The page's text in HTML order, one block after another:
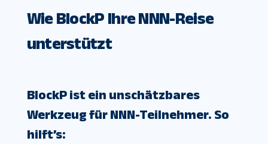
Wie BlockP Ihre NNN-Reise
unterstützt
BlockP ist ein unschätzbares
Werkzeug für NNN-Teilnehmer. So
hilft’s: